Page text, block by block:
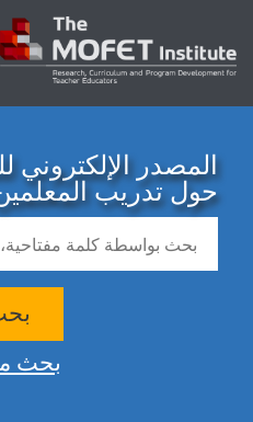
المصدر الإلكتروني
حول تدريب
بحث